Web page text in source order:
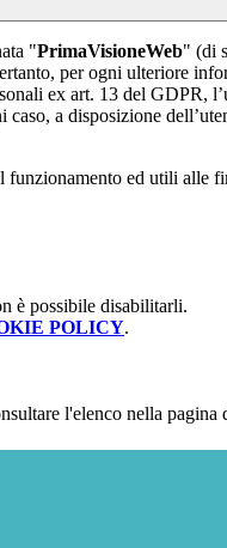
"PrimaVisioneWeb" (di
per ogni ulteriore
ex art. 13 del GDPR,
a disposizione
funzionamento ed utili alle
è possibile disabilitarli.
POLICY.
l'elenco nella pagina